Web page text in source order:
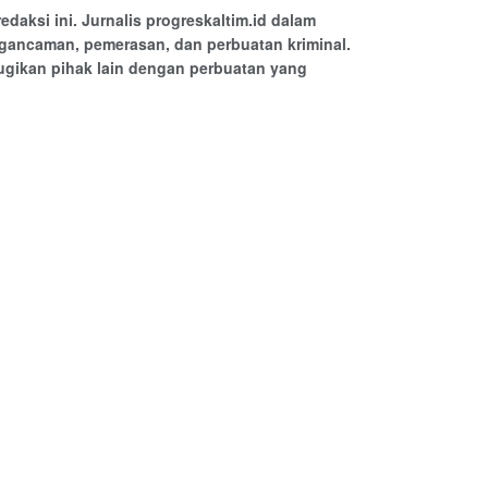
ini. Jurnalis progreskaltim.id dalam
pemerasan, dan perbuatan kriminal.
pihak lain dengan perbuatan yang